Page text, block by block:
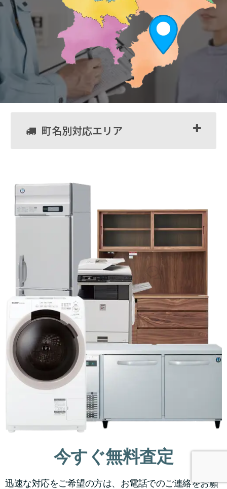
町名別対応エリア
今すぐ無料査定
迅速な対応をご希望の方は、お電話でのご連絡をお願